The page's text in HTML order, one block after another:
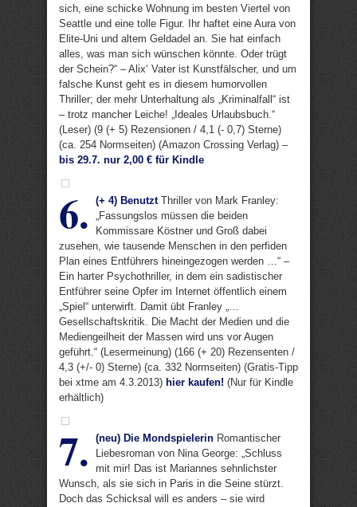
sich, eine schicke Wohnung im besten Viertel von
Seattle und eine tolle Figur. Ihr haftet eine Aura von
Elite-Uni und altem Geldadel an. Sie hat einfach
alles, was man sich wünschen könnte. Oder trügt
der Schein?“ – Alix‘ Vater ist Kunstfälscher, und um
falsche Kunst geht es in diesem humorvollen
Thriller; der mehr Unterhaltung als „Kriminalfall“ ist
– trotz mancher Leiche! „Ideales Urlaubsbuch.“
(Leser) (9 (+ 5) Rezensionen / 4,1 (- 0,7) Sterne)
(ca. 254 Normseiten) (Amazon Crossing Verlag) –
bis 29.7. nur 2,00 € für Kindle
6. (+ 4) BenutztThriller von Mark Franley:
„Fassungslos müssen die beiden
Kommissare Köstner und Groß dabei
zusehen, wie tausende Menschen in den perfiden
Plan eines Entführers hineingezogen werden …“ –
Ein harter Psychothriller, in dem ein sadistischer
Entführer seine Opfer im Internet öffentlich einem
„Spiel“ unterwirft. Damit übt Franley „…
Gesellschaftskritik. Die Macht der Medien und die
Mediengeilheit der Massen wird uns vor Augen
geführt.“ (Lesermeinung) (166 (+ 20) Rezensenten /
4,3 (+/- 0) Sterne) (ca. 332 Normseiten) (Gratis-Tipp
bei xtme am 4.3.2013) hier kaufen! (Nur für Kindle
erhältlich)
7. (neu) Die Mondspielerin Romantischer
Liebesroman von Nina George: „Schluss
mit mir! Das ist Mariannes sehnlichster
Wunsch, als sie sich in Paris in die Seine stürzt.
Doch das Schicksal will es anders – sie wird